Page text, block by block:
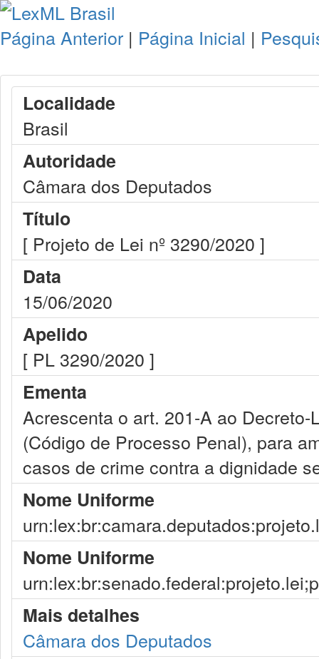
Página Anterior | Página Inicial |
Localidade
Brasil
Autoridade
Câmara dos Deputados
Título
[ Projeto de Lei nº 3290/2020 ]
Data
15/06/2020
Apelido
[ PL 3290/2020 ]
Ementa
Acrescenta o art. 201-A ao
(Código de Processo Penal), para
casos de crime contra a dignidade
Nome Uniforme
Nome Uniforme
Mais detalhes
Câmara dos Deputados